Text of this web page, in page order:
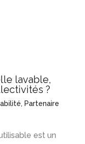
lavable,
?
, Partenaire
est un